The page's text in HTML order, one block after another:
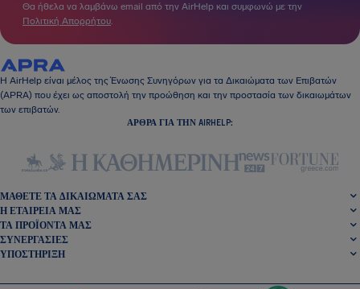
Θα ήθελα να λαμβάνω email από την AirHelp και συμφωνώ με την
Πολιτική Απορρήτου.
Η AirHelp είναι μέλος της Ένωσης Συνηγόρων για τα Δικαιώματα των Επιβατών
(APRA) που έχει ως αποστολή την προώθηση και την προστασία των δικαιωμάτων
των επιβατών.
ΆΡΘΡΑ ΓΙΑ ΤΗΝ AIRHELP:
ΜΆΘΕΤΕ ΤΑ ΔΙΚΑΙΏΜΑΤΆ ΣΑΣ
Η ΕΤΑΙΡΕΊΑ ΜΑΣ
ΤΑ ΠΡΟΪΌΝΤΑ ΜΑΣ
ΣΥΝΕΡΓΑΣΊΕΣ
ΥΠΟΣΤΉΡΙΞΗ